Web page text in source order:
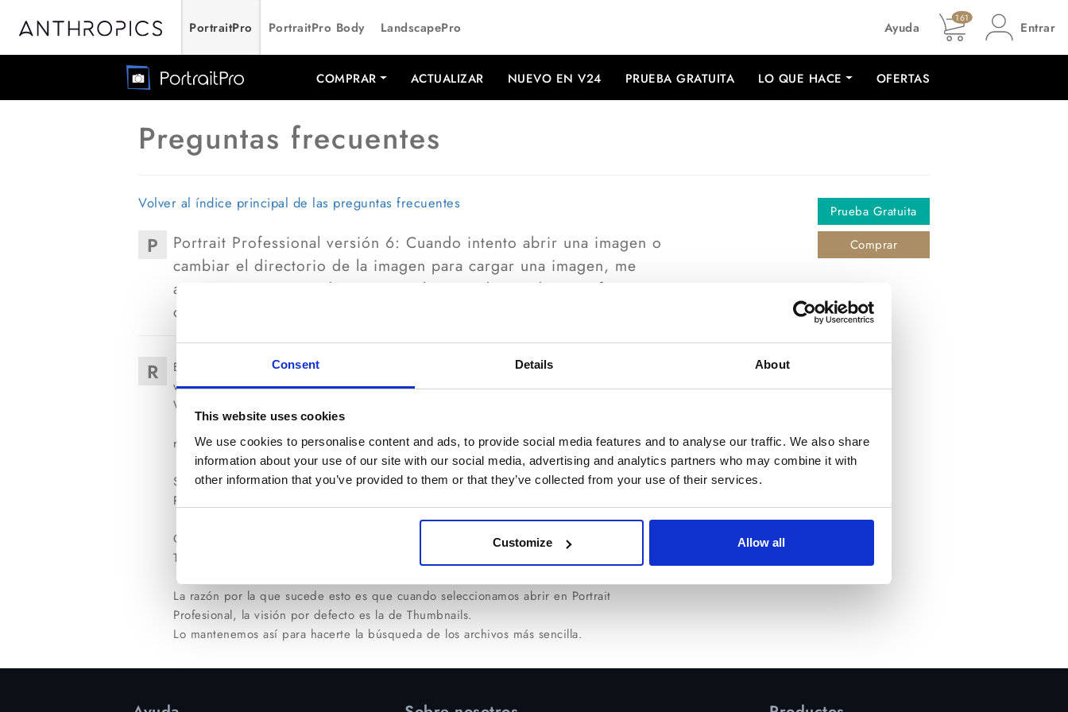
Consent Details About
This website uses cookies
We use cookies to personalise content and ads, to provide social media features and to analyse our traffic. We also share
information about your use of our site with our social media, advertising and analytics partners who may combine it with
other information that you’ve provided to them or that they’ve collected from your use of their services.
Customize Allow all
PortraitPro PortraitPro Body LandscapePro Ayuda
161
Entrar
COMPRAR ACTUALIZAR NUEVO EN V24 PRUEBA GRATUITA LO QUE HACE OFERTAS
Preguntas frecuentes
Volver al índice principal de las preguntas frecuentes
P
Portrait Professional versión 6: Cuando intento abrir una imagen o
cambiar el directorio de la imagen para cargar una imagen, me
aparece un mensaje de error, "Debugger detectado - por favor,
cierre y reinicie". ¿Cómo arreglo esto?
R
Esto es debido a un bug en Nero Visión Express y otros programas que personalizan la
visión de las imágenes en thumbnail. Para solucionarlo, presiona el botón Inicio de
Windows y vaya a Ejecutar donde debe pegar el siguiente código:
regsvr32 /u "C:Program FilesCommon FilesAheadDSFilterNeVideo.ax"
Si Nero no es el problema, otra solución es arrastrar la imagen que quieres arreglar a
Portrait Professional.
Otra solución es ejecutar este programa que evitará que Portrait Profesional utilice los
Thumbnails de Windows:
La razón por la que sucede esto es que cuando seleccionamos abrir en Portrait
Profesional, la visión por defecto es la de Thumbnails.
Lo mantenemos así para hacerte la búsqueda de los archivos más sencilla.
Prueba Gratuita
Comprar